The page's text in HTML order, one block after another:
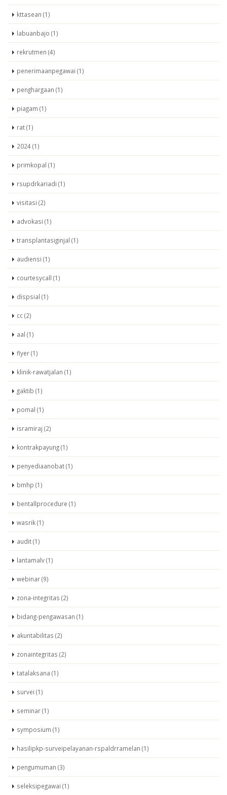
kttasean (1)
labuanbajo (1)
rekrutmen (4)
penerimaanpegawai (1)
penghargaan (1)
piagam (1)
rat (1)
2024 (1)
primkopal (1)
rsupdrkariadi (1)
visitasi (2)
advokasi (1)
transplantasiginjal (1)
audiensi (1)
courtesycall (1)
dispsial (1)
cc (2)
aal (1)
flyer (1)
klinik-rawatjalan (1)
gaktib (1)
pomal (1)
isramiraj (2)
kontrakpayung (1)
penyediaanobat (1)
bmhp (1)
bentallprocedure (1)
wasrik (1)
audit (1)
lantamalv (1)
webinar (9)
zona-integritas (2)
bidang-pengawasan (1)
akuntabilitas (2)
zonaintegritas (2)
tatalaksana (1)
survei (1)
seminar (1)
symposium (1)
hasilipkp-surveipelayanan-rspaldrramelan (1)
pengumuman (3)
seleksipegawai (1)